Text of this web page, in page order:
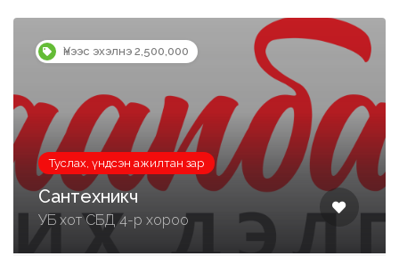
Үнээс эхэлнэ 2,500,000
Туслах, үндсэн ажилтан зар
Сантехникч
УБ хот СБД 4-р хороо